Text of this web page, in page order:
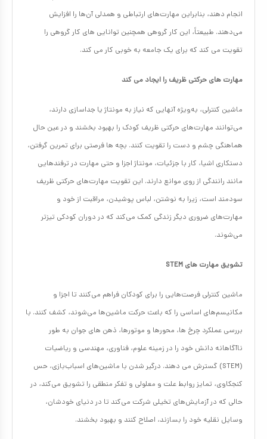
انجام دهند، بنابراین مهارت‌های ارتباطی و همدلی آن‌ها را افزایش
می‌دهند. طبیعتاً، این کار گروهی همچنین توانایی های کار گروهی را
تقویت می کند که برای یک جامعه به خوبی کار می کند.
مهارت های حرکتی ظریف را ایجاد می کند
ماشین‌ کنترلی، به‌ویژه آنهایی که نیاز به مونتاژ یا جداسازی دارند،
می‌توانند مهارت‌های حرکتی ظریف کودک را بهبود بخشند و در عین حال
هماهنگی چشم و دست را تقویت کنند. بچه ها فرصتی برای تمرین گرفتن،
دستکاری اشیا، کار با جزئیات، مونتاژ اجزا و حتی مهارت در ترفندهایی
مانند رانندگی از روی موانع دارند. این تقویت مهارت‌های حرکتی ظریف
سودمند است، زیرا به نوشتن، لباس پوشیدن، مراقبت از خود و
مهارت‌های ضروری دیگر زندگی کمک می‌کند که در دوران کودکی تیزتر
می‌شوند.
تشویق مهارت های STEM
ماشین‌ کنترلی فرصت‌هایی را برای کودکان فراهم می‌کنند تا اجزا و
مکانیسم‌های اساسی را که باعث حرکت ماشین‌ها می‌شوند، کشف کنند. با
بررسی عملکرد چرخ ها، محورها و موتورها، ذهن های جوان به طور
ناآگاهانه دانش خود را در زمینه علوم، فناوری، مهندسی و ریاضیات
(STEM) گسترش می دهند. درگیر شدن با ماشین‌های اسباب‌بازی، حس
کنجکاوی، تمایز روابط علت و معلولی و تفکر منطقی را تشویق می‌کند، در
حالی که در آزمایش‌های تخیلی شرکت می‌کند تا در دنیای خودشان،
وسایل نقلیه خود را بسازند، اصلاح کنند و بهبود بخشند.